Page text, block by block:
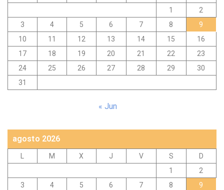
1
2
3
4 5 6 7 8
9
10
11 12 13 14 15
16
17
18 19 20 21 22
23
24
25 26 27 28 29
30
31
« Jun
agosto 2026
L M X J V S
D
1
2
3
4 5 6 7 8
9